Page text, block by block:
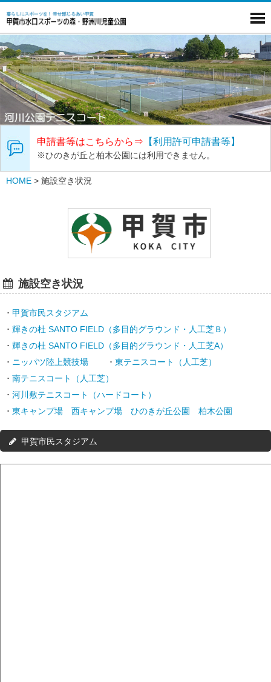
申請書等はこちらから⇒ 【利用許可申請書等】
※ひのきが丘と柏木公園には利用できません。
HOME > 施設空き状況
施設空き状況
甲賀市民スタジアム
輝きの杜 SANTO FIELD（多目的グラウンド・人工芝Ｂ）
輝きの杜 SANTO FIELD（多目的グラウンド・人工芝A）
ニッパツ陸上競技場
東テニスコート（人工芝）
南テニスコート（人工芝）
河川敷テニスコート（ハードコート）
東キャンプ場 西キャンプ場 ひのきが丘公園 柏木公園
甲賀市民スタジアム